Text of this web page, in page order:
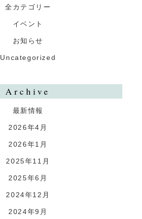
全カテゴリー
イベント
お知らせ
Uncategorized
Archive
最新情報
2026年4月
2026年1月
2025年11月
2025年6月
2024年12月
2024年9月